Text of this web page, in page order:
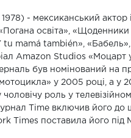
- мексиканський актор
освіта», «Щоденники
mamá también»,
Amazon Studios «Моцарт
був номінований на
у 2005 році, а у
роль у
Time включив його до
Times поставила його під